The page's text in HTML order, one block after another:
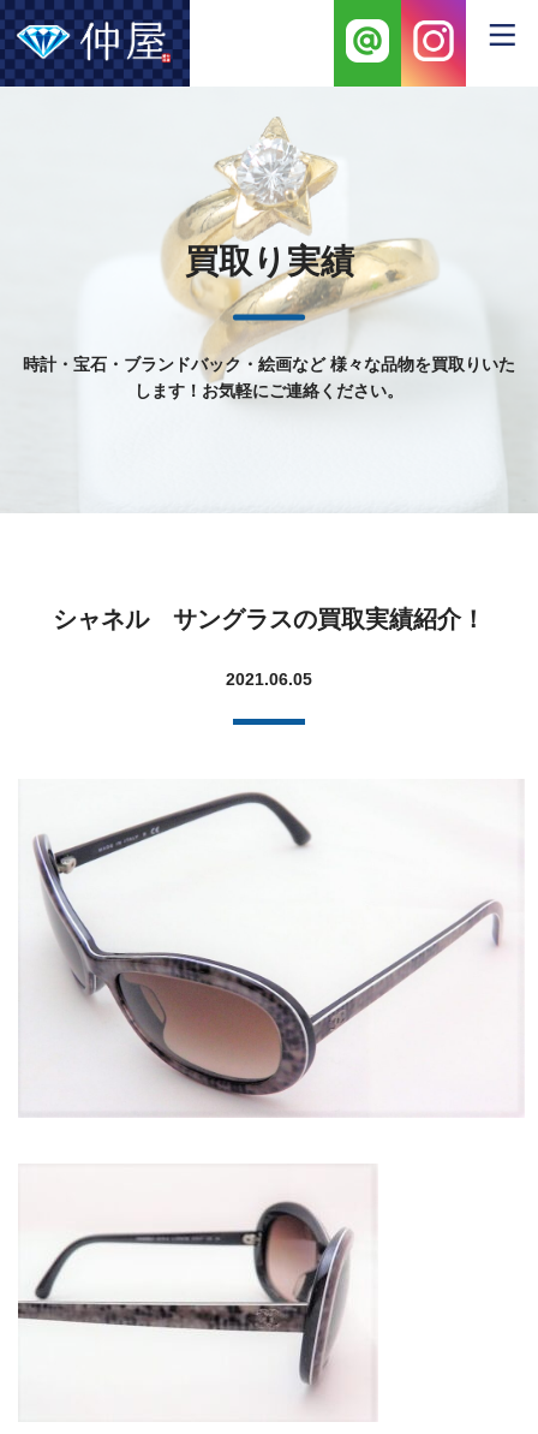
買取り実績
時計・宝石・ブランドバック・絵画など様々な品物を買取りいた
します！お気軽にご連絡ください。
シャネル サングラスの買取実績紹介！
2021.06.05